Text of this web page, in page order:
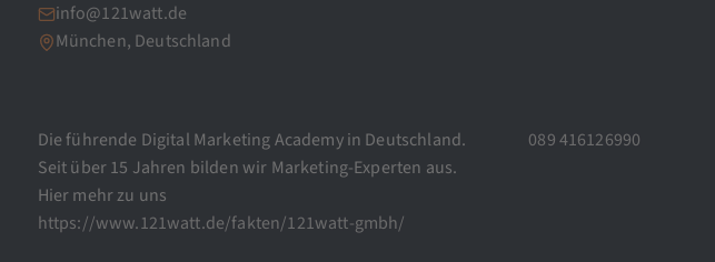
info@121watt.de
München, Deutschland
Die führende Digital Marketing Academy in Deutschland.
Seit über 15 Jahren bilden wir Marketing-Experten aus.
Hier mehr zu uns
https://www.121watt.de/fakten/121watt-gmbh/
089 416126990